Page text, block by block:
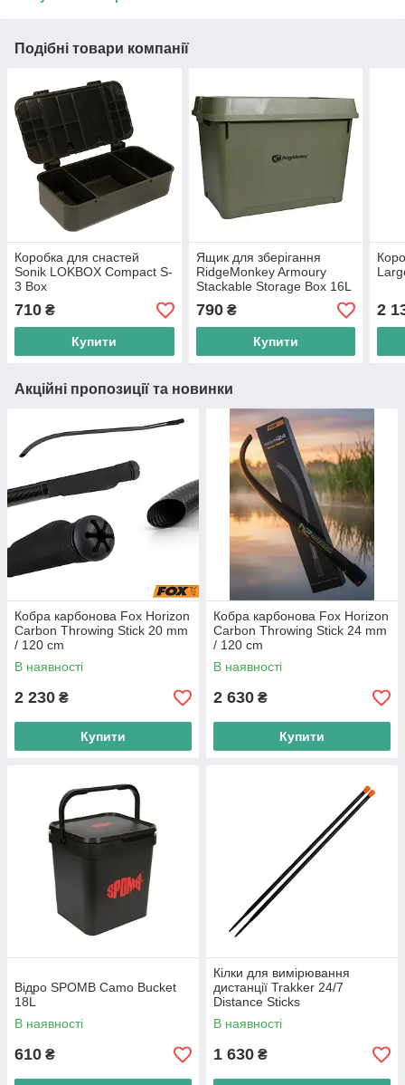
Подібні товари компанії
Коробка для снастей
Sonik LOKBOX Compact S-
3 Box
710 ₴
Купити
Ящик для зберігання
RidgeMonkey Armoury
Stackable Storage Box 16L
790₴
Купити
2
Акційні пропозиції та новинки
Кобра карбонова Fox Horizon
Carbon Throwing Stick 20 mm
/ 120 cm
В наявності
2 230 ₴
Купити
Кобра карбонова Fox Horizon
Carbon Throwing Stick 24 mm
/ 120 cm
В наявності
2 630 ₴
Купити
Відро SPOMB Camo Bucket
18L
В наявності
610 ₴
Кілки для вимірювання
дистанції Trakker 24/7
Distance Sticks
В наявності
1 630 ₴